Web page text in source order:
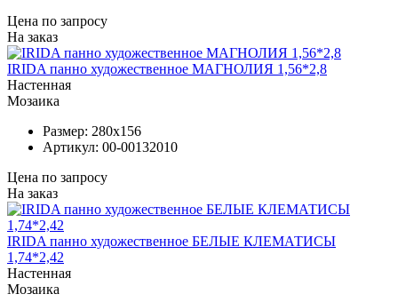
Цена по запросу
На заказ
IRIDA панно художественное МАГНОЛИЯ 1,56*2,8
Настенная
Мозаика
Размер: 280x156
Артикул: 00-00132010
Цена по запросу
На заказ
IRIDA панно художественное БЕЛЫЕ КЛЕМАТИСЫ
1,74*2,42
Настенная
Мозаика